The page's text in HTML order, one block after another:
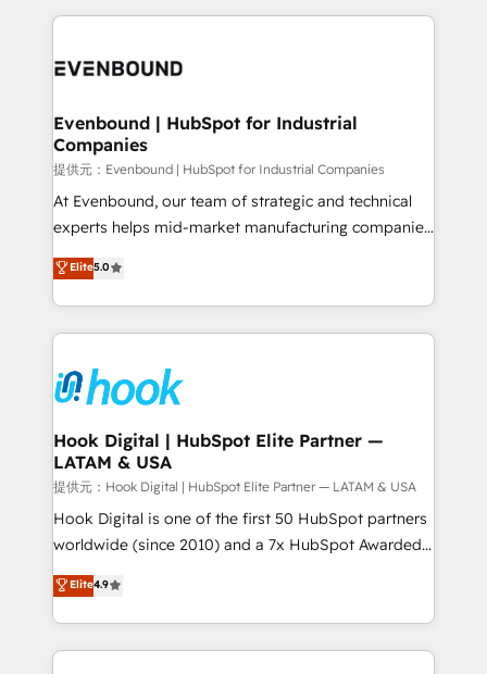
to accompany companies on their digital
to help you keep winning. What We Do ⚙️ CRM
Data & Content 📈 Sales & Marketing Alignment +
Agent Creation 🔄 Custom Integrations & Data
Migration Why 1406 We become part of your team.
Your team learns while we build. We fix what others
broke. Built for mid-market reality—practical
solutions that work with your actual headcount and
HubSpot partners 🔄 Top 5% globally in client
retention 📅 8+ years of consistent results since 2017
move beyond spreadsheets into unified systems
that drive real business results.
Evenbound | HubSpot for Industrial
Companies
提供元：Evenbound | HubSpot for Industrial Companies
At Evenbound, our team of strategic and technical
experts helps mid-market manufacturing companies
achieve real growth. We specialize in delivering
tailored solutions that drive results by leveraging
HubSpot’s platform and data to fuel success.
Technical Solutions: - HubSpot Technical Consulting -
Onboarding - Data Migration & Integrations -
Technical Audit & Optimization Strategic Solutions: -
Revenue Operations - Inbound Marketing -
Outbound Marketing - HubSpot CMS Website
Design & Development We empower our clients to
reach their full potential by providing transparent,
relationship-driven support. With over 300 HubSpot
technical know-how and strategic guidance you
need to succeed.
Elite5.0
Hook Digital | HubSpot Elite Partner —
LATAM & USA
提供元：Hook Digital | HubSpot Elite Partner — LATAM & USA
Hook Digital is one of the first 50 HubSpot partners
worldwide (since 2010) and a 7x HubSpot Awarded
Elite Partner. With 500+ projects across the U.S.,
Brazil, and LATAM, we combine global expertise with
regional experience. Today, we are Brazil’s largest
HubSpot Elite Partner—trusted by companies across
Elite4.9